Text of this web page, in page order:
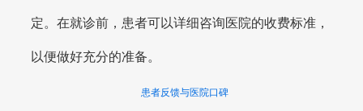
定。在就诊前，患者可以详细咨询医院的收费标准，
以便做好充分的准备。
患者反馈与医院口碑